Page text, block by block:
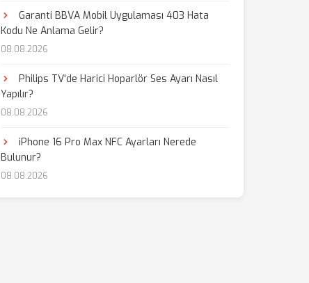
Garanti BBVA Mobil Uygulaması 403 Hata
Kodu Ne Anlama Gelir?
08.08.2026
Philips TV'de Harici Hoparlör Ses Ayarı Nasıl
Yapılır?
08.08.2026
iPhone 16 Pro Max NFC Ayarları Nerede
Bulunur?
08.08.2026